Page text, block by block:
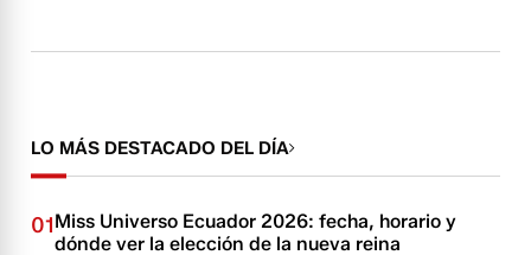
LO MÁS DESTACADO DEL DÍA
01Miss Universo Ecuador 2026: fecha, horario y
dónde ver la elección de la nueva reina